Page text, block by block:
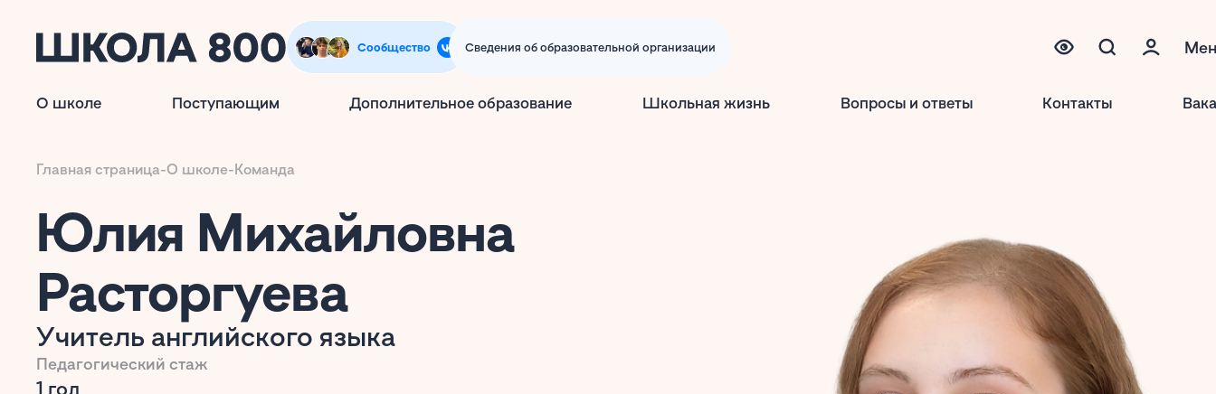
Сообщество Сведения об образовательной организации
О школе Поступающим Дополнительное образование Школьная жизнь Вопросы и ответы Контакты
Главная страница-О школе-Команда
Юлия Михайловна
Расторгуева
Учитель английского языка
Педагогический стаж
1 год